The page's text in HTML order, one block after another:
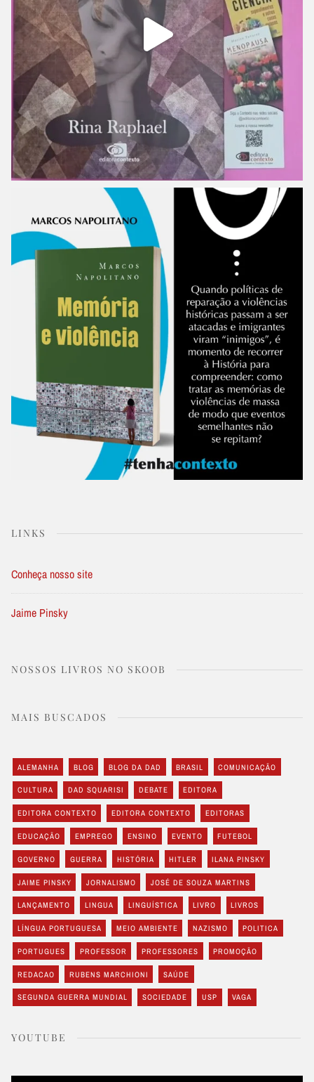
LINKS
Conheça nosso site
Jaime Pinsky
NOSSOS LIVROS NO SKOOB
MAIS BUSCADOS
ALEMANHA BLOG BLOG DA DAD BRASIL COMUNICAÇÃO
CULTURA DAD SQUARISI DEBATE EDITORA
EDITORA CONTEXTO EDITORA CONTEXTO EDITORAS
EDUCAÇÃO EMPREGO ENSINO EVENTO FUTEBOL
GOVERNO GUERRA HISTÓRIA HITLER ILANA PINSKY
JAIME PINSKY JORNALISMO JOSÉ DE SOUZA MARTINS
LANÇAMENTO LINGUA LINGUÍSTICA LIVRO LIVROS
LÍNGUA PORTUGUESA MEIO AMBIENTE NAZISMO POLITICA
PORTUGUES PROFESSOR PROFESSORES PROMOÇÃO
REDACAO RUBENS MARCHIONI SAÚDE
SEGUNDA GUERRA MUNDIAL SOCIEDADE USP VAGA
YOUTUBE